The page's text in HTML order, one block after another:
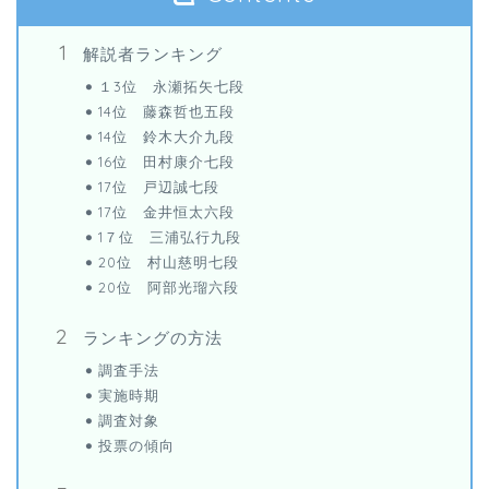
解説者ランキング
１3位 永瀬拓矢七段
14位 藤森哲也五段
14位 鈴木大介九段
16位 田村康介七段
17位 戸辺誠七段
17位 金井恒太六段
1７位 三浦弘行九段
20位 村山慈明七段
20位 阿部光瑠六段
ランキングの方法
調査手法
実施時期
調査対象
投票の傾向